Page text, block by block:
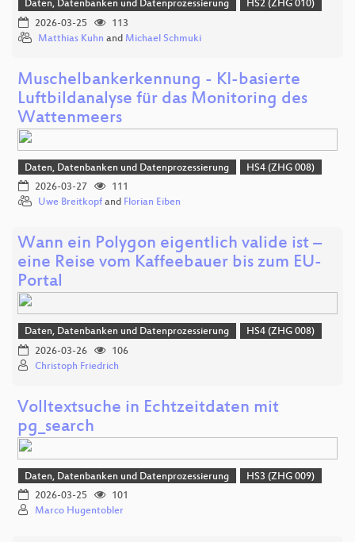
Daten, Datenbanken und Datenprozessierung
HS2 (ZHG 010)
2026-03-25
113
Matthias Kuhn and Michael Schmuki
Muschelbankerkennung - KI-basierte
Luftbildanalyse für das Monitoring des
Wattenmeers
Daten, Datenbanken und Datenprozessierung
HS4 (ZHG 008)
2026-03-27
111
Uwe Breitkopf and Florian Eiben
Wann ein Polygon eigentlich valide ist –
eine Reise vom Kaffeebauer bis zum EU-
Portal
Daten, Datenbanken und Datenprozessierung
HS4 (ZHG 008)
2026-03-26
106
Christoph Friedrich
Volltextsuche in Echtzeitdaten mit
pg_search
Daten, Datenbanken und Datenprozessierung
HS3 (ZHG 009)
2026-03-25
101
Marco Hugentobler